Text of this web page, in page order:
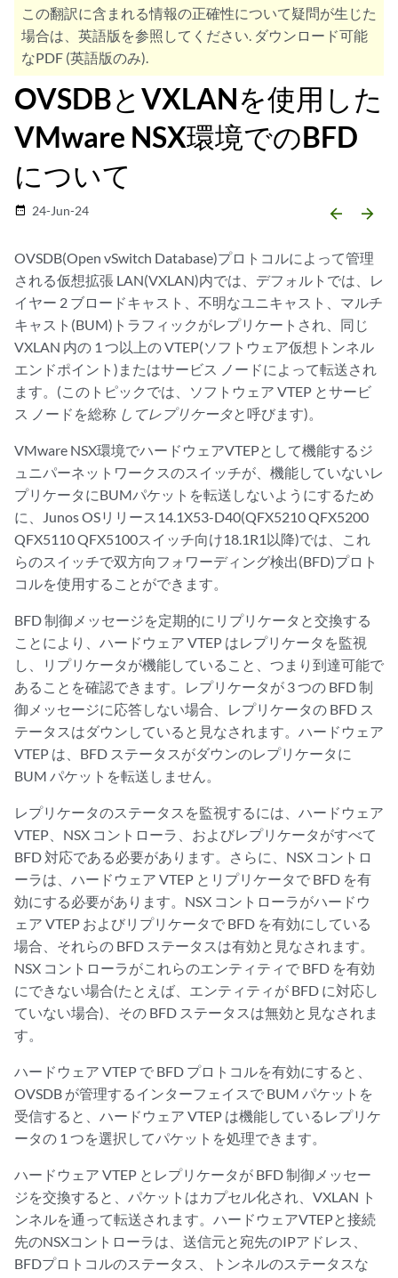
この翻訳に含まれる情報の正確性について疑問が生じた
場合は、英語版を参照してください. ダウンロード可能
なPDF (英語版のみ).
OVSDBとVXLANを使用した
VMware NSX環境でのBFD
について
date_range 24-Jun-24 arrow_backward arrow_forward
OVSDB(Open vSwitch Database)プロトコルによって管理
される仮想拡張 LAN(VXLAN)内では、デフォルトでは、レ
イヤー 2 ブロードキャスト、不明なユニキャスト、マルチ
キャスト(BUM)トラフィックがレプリケートされ、同じ
VXLAN 内の 1 つ以上の VTEP(ソフトウェア仮想トンネル
エンドポイント)またはサービス ノードによって転送され
ます。(このトピックでは、ソフトウェア VTEP とサービ
ス ノードを総称 してレプリケータと呼びます)。
VMware NSX環境でハードウェアVTEPとして機能するジ
ュニパーネットワークスのスイッチが、機能していないレ
プリケータにBUMパケットを転送しないようにするため
に、Junos OSリリース14.1X53-D40(QFX5210 QFX5200
QFX5110 QFX5100スイッチ向け18.1R1以降)では、これ
らのスイッチで双方向フォワーディング検出(BFD)プロト
コルを使用することができます。
BFD 制御メッセージを定期的にリプリケータと交換する
ことにより、ハードウェア VTEP はレプリケータを監視
し、リプリケータが機能していること、つまり到達可能で
あることを確認できます。レプリケータが 3 つの BFD 制
御メッセージに応答しない場合、レプリケータの BFD ス
テータスはダウンしていると見なされます。ハードウェア
VTEP は、BFD ステータスがダウンのレプリケータに
BUM パケットを転送しません。
レプリケータのステータスを監視するには、ハードウェア
VTEP、NSX コントローラ、およびレプリケータがすべて
BFD 対応である必要があります。さらに、NSX コントロ
ーラは、ハードウェア VTEP とリプリケータで BFD を有
効にする必要があります。NSX コントローラがハードウ
ェア VTEP およびリプリケータで BFD を有効にしている
場合、それらの BFD ステータスは有効と見なされます。
NSX コントローラがこれらのエンティティで BFD を有効
にできない場合(たとえば、エンティティが BFD に対応し
ていない場合)、その BFD ステータスは無効と見なされま
す。
ハードウェア VTEP で BFD プロトコルを有効にすると、
OVSDB が管理するインターフェイスで BUM パケットを
受信すると、ハードウェア VTEP は機能しているレプリケ
ータの 1 つを選択してパケットを処理できます。
ハードウェア VTEP とレプリケータが BFD 制御メッセー
ジを交換すると、パケットはカプセル化され、VXLAN ト
ンネルを通って転送されます。ハードウェアVTEPと接続
先のNSXコントローラは、送信元と宛先のIPアドレス、
BFDプロトコルのステータス、トンネルのステータスな